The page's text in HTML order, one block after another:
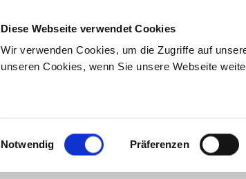
Diese Webseite verwendet Cookies
Wir verwenden Cookies, um die Zugriffe auf
unseren Cookies, wenn Sie unsere Webseite
Einwilligungsauswahl
Notwendig Präferenzen